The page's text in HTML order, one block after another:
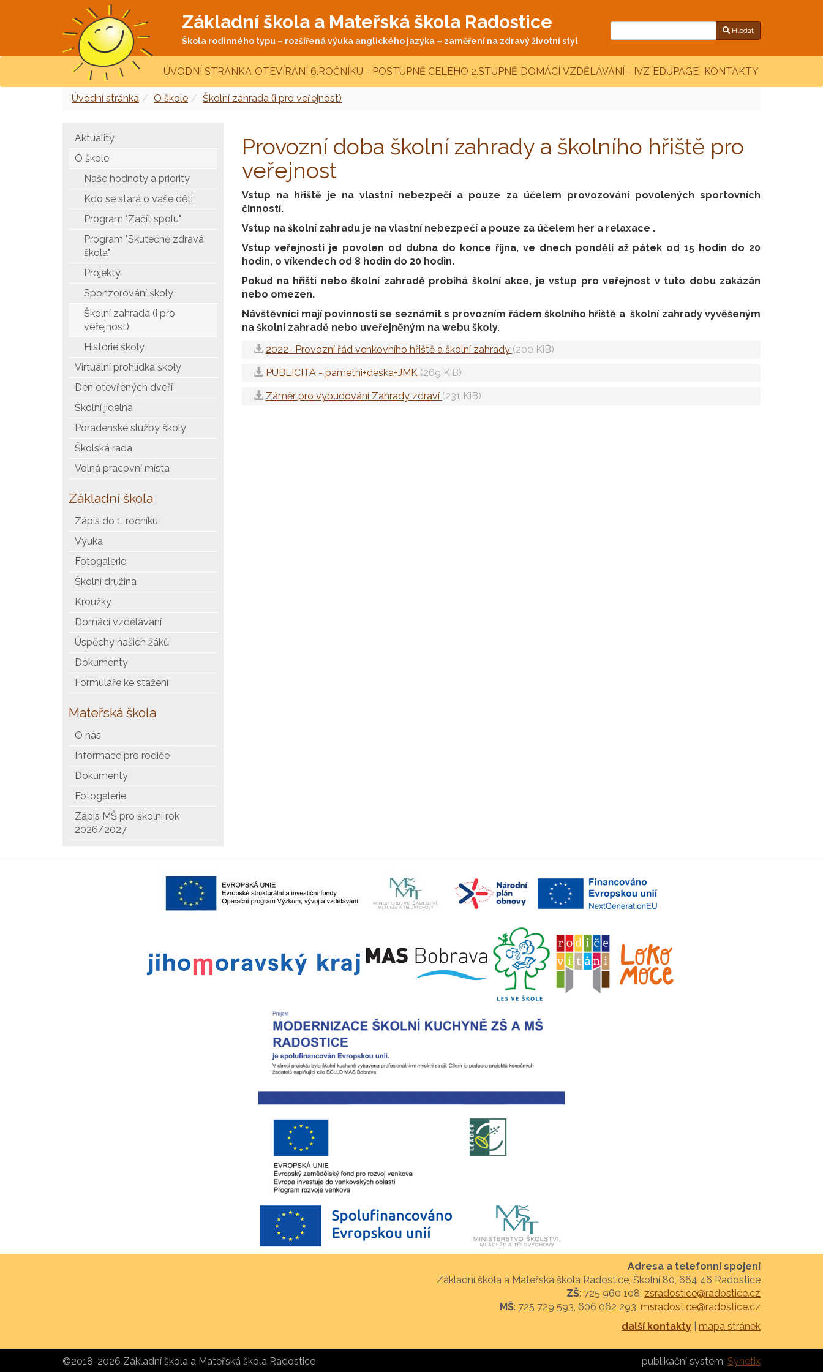
Základní škola a Mateřská škola Radostice
Škola rodinného typu – rozšířená výuka anglického jazyka – zaměření na zdravý životní styl
Hledat
ÚVODNÍ STRÁNKA OTEVÍRÁNÍ 6.ROČNÍKU - POSTUPNĚ CELÉHO 2.STUPNĚ DOMÁCÍ VZDĚLÁVÁNÍ - IVZ EDUPAGE KONTAKTY
Úvodní stránka O škole Školní zahrada (i pro veřejnost)
Aktuality
O škole
Naše hodnoty a priority
Kdo se stará o vaše děti
Program "Začít spolu"
Program "Skutečně zdravá
škola"
Projekty
Sponzorování školy
Školní zahrada (i pro
veřejnost)
Historie školy
Virtuální prohlídka školy
Den otevřených dveří
Školní jídelna
Poradenské služby školy
Školská rada
Volná pracovní místa
Základní škola
Zápis do 1. ročníku
Výuka
Fotogalerie
Školní družina
Kroužky
Domácí vzdělávání
Úspěchy našich žáků
Dokumenty
Formuláře ke stažení
Mateřská škola
O nás
Informace pro rodiče
Dokumenty
Fotogalerie
Zápis MŠ pro školní rok
2026/2027
Provozní doba školní zahrady a školního hřiště pro
veřejnost
Vstup na hřiště je na vlastní nebezpečí a pouze za účelem provozování povolených sportovních
činností.
Vstup na školní zahradu je na vlastní nebezpečí a pouze za účelem her a relaxace .
Vstup veřejnosti je povolen od dubna do konce října, ve dnech pondělí až pátek od 15 hodin do 20
hodin, o víkendech od 8 hodin do 20 hodin.
Pokud na hřišti nebo školní zahradě probíhá školní akce, je vstup pro veřejnost v tuto dobu zakázán
nebo omezen.
Návštěvníci mají povinnosti se seznámit s provozním řádem školního hřiště a školní zahrady vyvěšeným
na školní zahradě nebo uveřejněným na webu školy.
2022- Provozní řád venkovního hřiště a školní zahrady (200 KiB)
PUBLICITA - pametni+deska+JMK (269 KiB)
Záměr pro vybudování Zahrady zdraví (231 KiB)
Adresa a telefonní spojení
Základní škola a Mateřská škola Radostice, Školní 80, 664 46 Radostice
ZŠ: 725 960 108, zsradostice@radostice.cz
MŠ: 725 729 593, 606 062 293, msradostice@radostice.cz
další kontakty
mapa stránek
publikační systém: Synetix
©2018-2026 Základní škola a Mateřská škola Radostice